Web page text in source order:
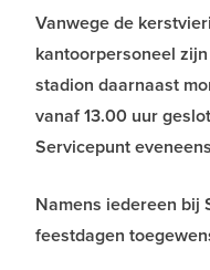
Vanwege de
kantoorpersoneel
stadion daarnaast
vanaf 13.00 uur
Servicepunt
Namens iedereen bij
feestdagen